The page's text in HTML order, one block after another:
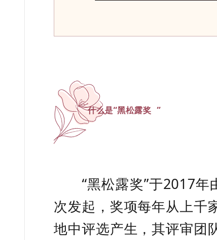
什么是“黑松露奖 ”
“黑松露奖”于2017年
次发起，奖项每年从上千
地中评选产生，其评审团